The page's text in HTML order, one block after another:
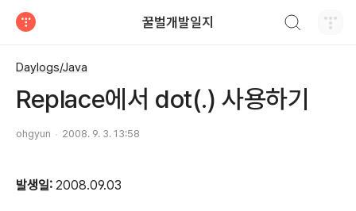
꿀벌개발일지
Daylogs/Java
Replace에서 dot(.) 사용하기
ohgyun 2008. 9. 3. 13:58
발생일: 2008.09.03